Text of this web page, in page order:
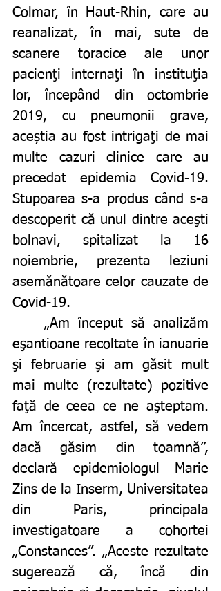
Colmar, în Haut-Rhin, care au
reanalizat, în mai, sute de
scanere toracice ale unor
pacienţi internaţi în instituţia
lor, începând din octombrie
2019, cu pneumonii grave,
aceștia au fost intrigaţi de mai
multe cazuri clinice care au
precedat epidemia Covid-19.
Stupoarea s-a produs când s-a
descoperit că unul dintre aceşti
bolnavi, spitalizat la 16
noiembrie, prezenta leziuni
asemănătoare celor cauzate de
Covid-19.
eşantioane recoltate în ianuarie
şi februarie şi am găsit mult
mai multe (rezultate) pozitive
faţă de ceea ce ne aşteptam.
Am încercat, astfel, să vedem
dacă găsim din toamnă”,
declară epidemiologul Marie
Zins de la Inserm, Universitatea
din Paris, principala
investigatoare a cohortei
„Constances”. „Aceste rezultate
sugerează că, încă din